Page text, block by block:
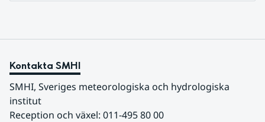
Kontakta SMHI
SMHI, Sveriges meteorologiska och hydrologiska
institut
Reception och växel: 011-495 80 00